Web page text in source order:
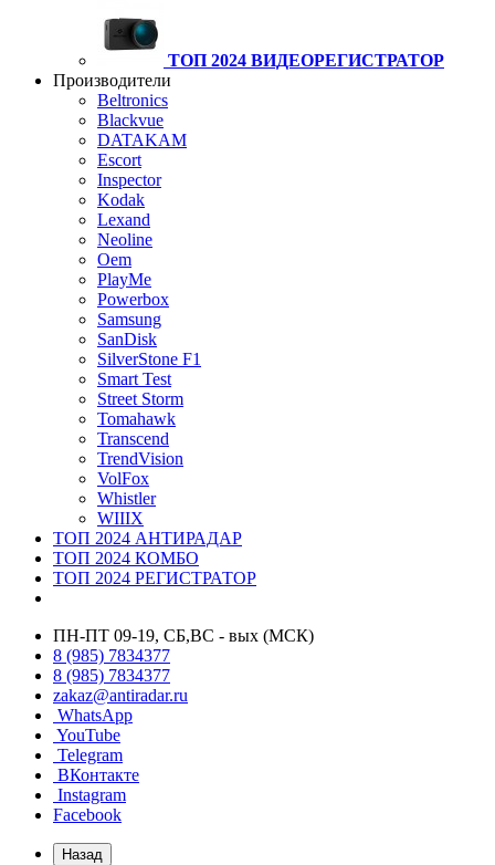
ТОП 2024 ВИДЕОРЕГИСТРАТОР
Производители
Beltronics
Blackvue
DATAKAM
Escort
Inspector
Kodak
Lexand
Neoline
Oem
PlayMe
Powerbox
Samsung
SanDisk
SilverStone F1
Smart Test
Street Storm
Tomahawk
Transcend
TrendVision
VolFox
Whistler
WIIIX
ТОП 2024 АНТИРАДАР
ТОП 2024 КОМБО
ТОП 2024 РЕГИСТРАТОР
ПН-ПТ 09-19, СБ,ВС - вых (МСК)
8 (985) 7834377
8 (985) 7834377
zakaz@antiradar.ru
WhatsApp
YouTube
Telegram
ВКонтакте
Instagram
Facebook
Назад